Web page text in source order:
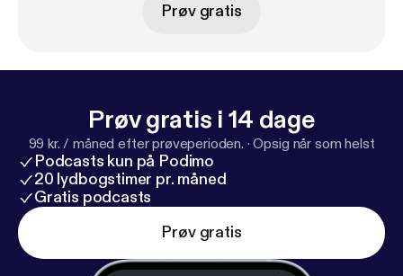
Prøv gratis
Prøv gratis i 14 dage
99 kr. / måned efter prøveperioden. ·Opsig når som helst
Podcasts kun på Podimo
20 lydbogstimer pr. måned
Gratis podcasts
Prøv gratis